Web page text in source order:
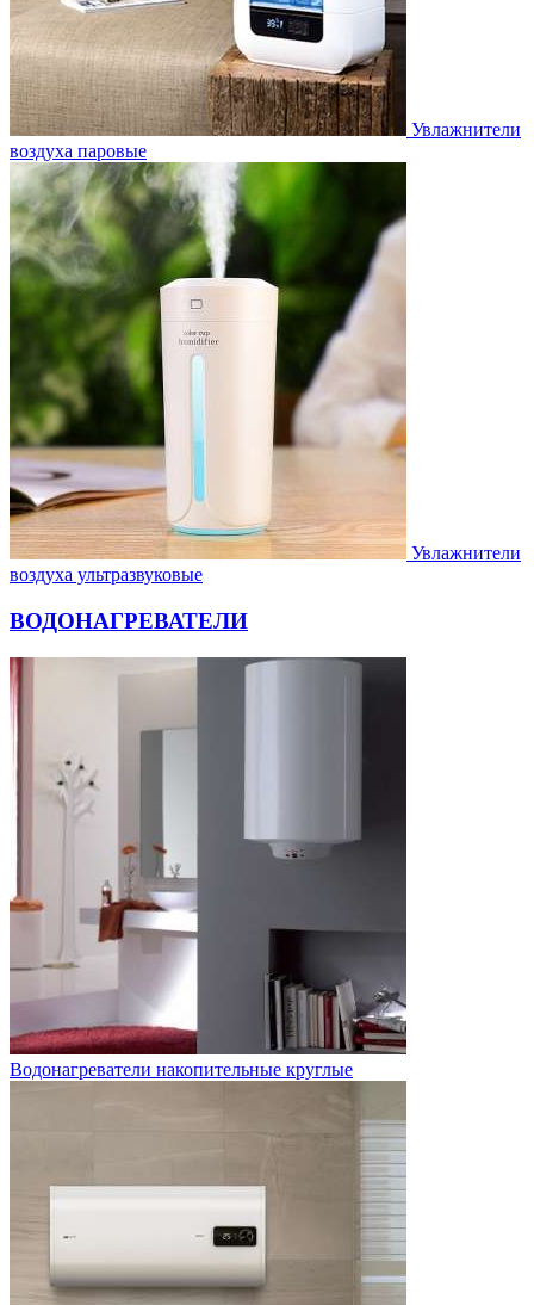
Увлажнители
воздуха паровые
Увлажнители
воздуха ультразвуковые
ВОДОНАГРЕВАТЕЛИ
Водонагреватели накопительные круглые